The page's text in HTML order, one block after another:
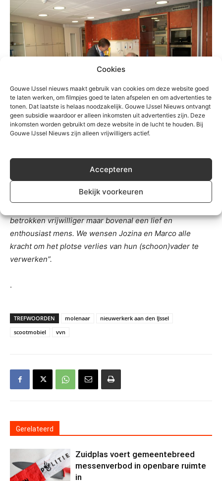
Cookies
Gouwe IJssel nieuws maakt gebruik van cookies om deze website goed
te laten werken, om filmpjes goed te laten afspelen en om advertenties te
tonen. Dat laatste is helaas noodzakelijk. Gouwe IJssel Nieuws ontvangt
geen subsidie waardoor er alleen inkomsten uit advertenties zijn. Deze
inkomsten worden gebruikt om deze website in de lucht te houden. Bij
Gouwe IJssel Nieuws zijn alleen vrijwilligers actief.
Accepteren
Bekijk voorkeuren
“De ontsteltenis was groot toen we zaterdag
geïnformeerd werden dat Piet Molenaar plotseling is
overleden. Als vrijwilliger en bestuurslid van het eerste
uur heeft hij zich altijd sterk gemaakt voor de zwakkeren
betrokken vrijwilliger maar bovenal een lief en
enthousiast mens. We wensen Jozina en Marco alle
kracht om het plotse verlies van hun (schoon)vader te
verwerken”.
.
TREFWOORDEN molenaar
nieuwerkerk aan den IJssel
scootmobiel
vvn
Gerelateerd
Zuidplas voert gemeentebreed
messenverbod in openbare ruimte
in